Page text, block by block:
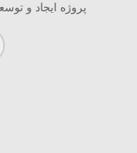
پروژه ایجاد و توسعه 500 کسب و کار ناحیه